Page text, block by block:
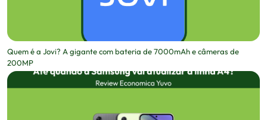
Quem é a Jovi? A gigante com bateria de 7000mAh e câmeras de
200MP